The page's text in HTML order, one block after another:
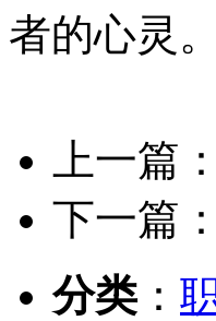
者的心灵。
上一篇：
下一篇：
分类：